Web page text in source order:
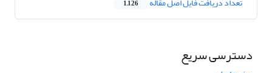
1,126
دسترسی سریع